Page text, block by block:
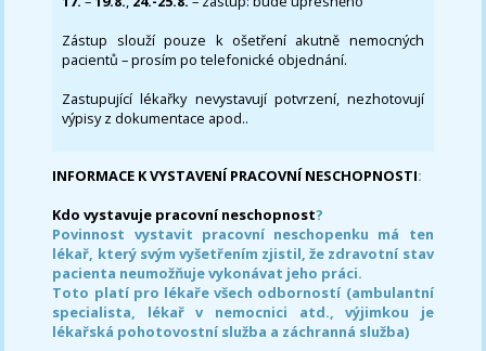
Zástup slouží pouze k ošetření akutně nemocných
pacientů – prosím po telefonické objednání.
Zastupující lékařky nevystavují potvrzení, nezhotovují
výpisy z dokumentace apod..
INFORMACE K VYSTAVENÍ PRACOVNÍ NESCHOPNOSTI:
Kdo vystavuje pracovní neschopnost?
Povinnost vystavit pracovní neschopenku má ten
lékař, který svým vyšetřením zjistil, že zdravotní stav
pacienta neumožňuje vykonávat jeho práci.
Toto platí pro lékaře všech odborností (ambulantní
specialista, lékař v nemocnici atd., výjimkou je
lékařská pohotovostní služba a záchranná služba)